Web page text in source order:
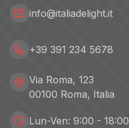
info@italiadelight.it
+39 391 234 5678
Via Roma, 123
00100 Roma, Italia
Lun-Ven: 9:00 - 18:00